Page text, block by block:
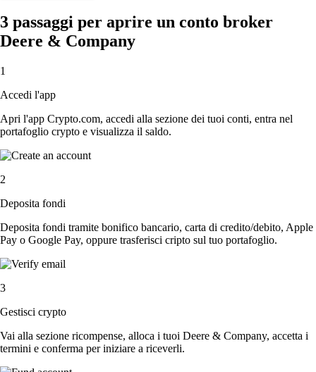
3 passaggi per aprire un conto broker
Deere & Company
1
Accedi l'app
Apri l'app Crypto.com, accedi alla sezione dei tuoi conti, entra nel
portafoglio crypto e visualizza il saldo.
2
Deposita fondi
Deposita fondi tramite bonifico bancario, carta di credito/debito, Apple
Pay o Google Pay, oppure trasferisci cripto sul tuo portafoglio.
3
Gestisci crypto
Vai alla sezione ricompense, alloca i tuoi Deere & Company, accetta i
termini e conferma per iniziare a riceverli.